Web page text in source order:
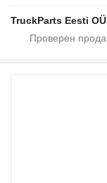
TruckParts Eesti OÜ